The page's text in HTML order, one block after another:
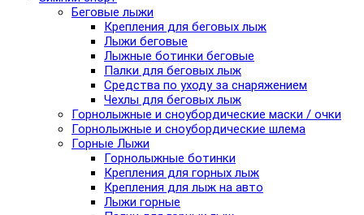
Беговые лыжи
Крепления для беговых лыж
Лыжи беговые
Лыжные ботинки беговые
Палки для беговых лыж
Средства по уходу за снаряжением
Чехлы для беговых лыж
Горнолыжные и сноубордические маски / очки
Горнолыжные и сноубордические шлема
Горные Лыжи
Горнолыжные ботинки
Крепления для горных лыж
Крепления для лыж на авто
Лыжи горные